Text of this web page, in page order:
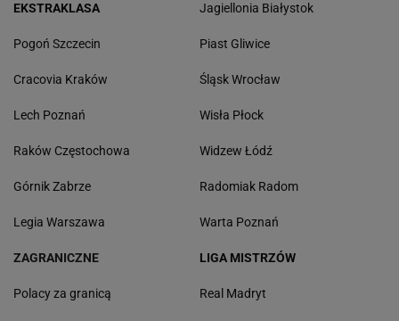
EKSTRAKLASA
Pogoń Szczecin
Cracovia Kraków
Lech Poznań
Raków Częstochowa
Górnik Zabrze
Legia Warszawa
Jagiellonia Białystok
Piast Gliwice
Śląsk Wrocław
Wisła Płock
Widzew Łódź
Radomiak Radom
Warta Poznań
ZAGRANICZNE
Polacy za granicą
LIGA MISTRZÓW
Real Madryt